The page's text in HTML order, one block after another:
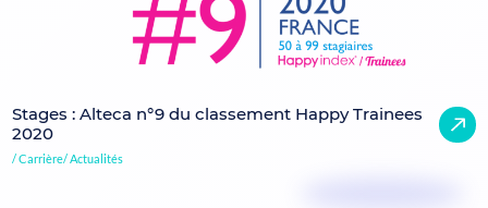
Stages : Alteca n°9 du classement Happy Trainees
2020
Carrière Actualités